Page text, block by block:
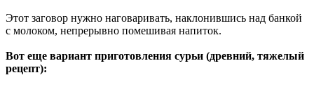
Этот заговор нужно наговаривать, наклонившись над банкой
с молоком, непрерывно помешивая напиток.
Вот еще вариант приготовления сурьи (древний, тяжелый
рецепт):